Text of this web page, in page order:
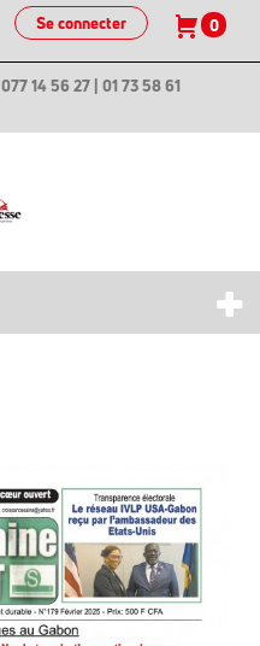
Se connecter 0
| 077 14 56 27 | 01 73 58 61